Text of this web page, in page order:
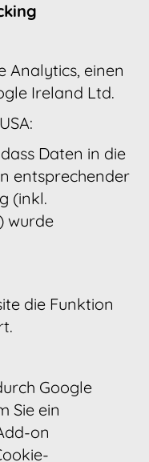
Analytics, einen
Ireland Ltd.
Daten in die
entsprechender
(inkl.
wurde
die Funktion
Google
Sie ein
on